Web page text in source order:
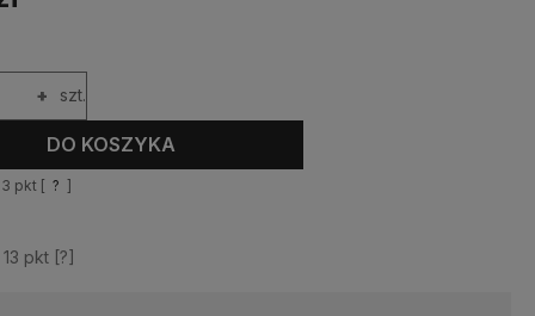
+ szt.
DO KOSZYKA
pkt [ ? ]
13 pkt [?]